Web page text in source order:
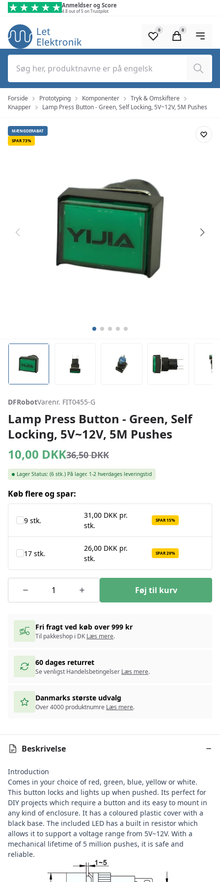
Spring til hovedindhold (tryk på Enter)
Anmeldser og Score
4.8 out of 5 on Trustpilot
Søg
0 0
Forside Prototyping Komponenter
Tryk & Omskiftere
Knapper
Lamp Press Button - Green, Self Locking, 5V~12V, 5M Pushes
MÆNGDERABAT
SPAR 73%
DFRobotVarenr. FIT0455-G
Lamp Press Button - Green, Self
Locking, 5V~12V, 5M Pushes
10,00 DKK36,50DKK
Lager Status: (6 stk.) På lager. 1-2 hverdages leveringstid
Køb flere og spar:
9 stk.
31,00 DKK pr.
stk.
SPAR 15%
17 stk.
26,00 DKK pr.
stk.
SPAR 29%
Føj til kurv
Fri fragt ved køb over 999 kr
Til pakkeshop i DK Læs mere.
60 dages returret
Se venligst Handelsbetingelser Læs mere.
Danmarks største udvalg
Over 4000 produktnumre Læs mere.
Beskrivelse
Introduction
Comes in your choice of red, green, blue, yellow or white.
This button locks and lights up when pushed. Its perfect for
DIY projects which require a button and its easy to mount in
any kind of enclosure. It has a coloured plastic cover with a
black base. The included LED has a built in resistor which
allows it to support a voltage range from 5V~12V. With a
mechanical lifetime of 5 million pushes, it is safe and
reliable.